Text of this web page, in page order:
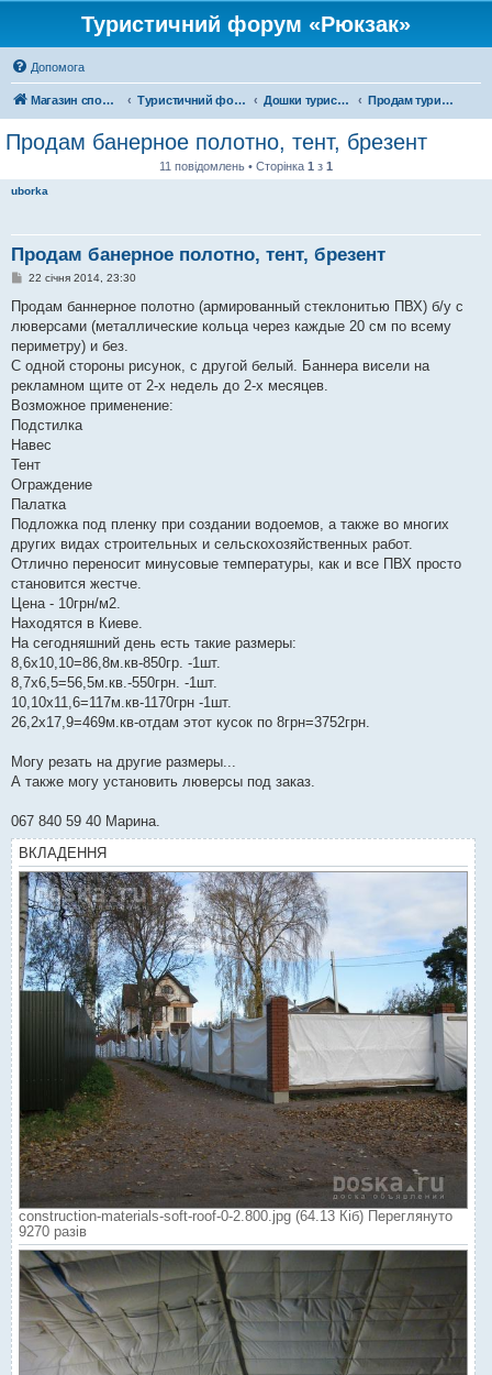
Туристичний форум «Рюкзак»
Допомога
Магазин спорядження Туристичний форум «Рюкзак» Дошки туристичних оголошень Продам туристичне спорядження
Продам банерное полотно, тент, брезент
11 повідомлень • Сторінка 1 з 1
uborka
Продам банерное полотно, тент, брезент
П
в
д
о
м
л
е
н
я
22 січня 2014, 23:30
Продам баннерное полотно (армированный стеклонитью ПВХ) б/у с
люверсами (металлические кольца через каждые 20 см по всему
периметру) и без.
С одной стороны рисунок, с другой белый. Баннера висели на
рекламном щите от 2-х недель до 2-х месяцев.
Возможное применение:
Подстилка
Навес
Тент
Ограждение
Палатка
Подложка под пленку при создании водоемов, а также во многих
других видах строительных и сельскохозяйственных работ.
Отлично переносит минусовые температуры, как и все ПВХ просто
становится жестче.
Цена - 10грн/м2.
Находятся в Киеве.
На сегодняшний день есть такие размеры:
8,6х10,10=86,8м.кв-850гр. -1шт.
8,7х6,5=56,5м.кв.-550грн. -1шт.
10,10х11,6=117м.кв-1170грн -1шт.
26,2х17,9=469м.кв-отдам этот кусок по 8грн=3752грн.
Могу резать на другие размеры...
А также могу установить люверсы под заказ.
067 840 59 40 Марина.
ВКЛАДЕННЯ
construction-materials-soft-roof-0-2.800.jpg (64.13 Кіб) Переглянуто
9270 разів